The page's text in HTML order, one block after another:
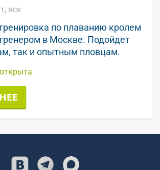
вск
по плаванию кролем
в Москве. Подойдет
так и опытным пловцам.